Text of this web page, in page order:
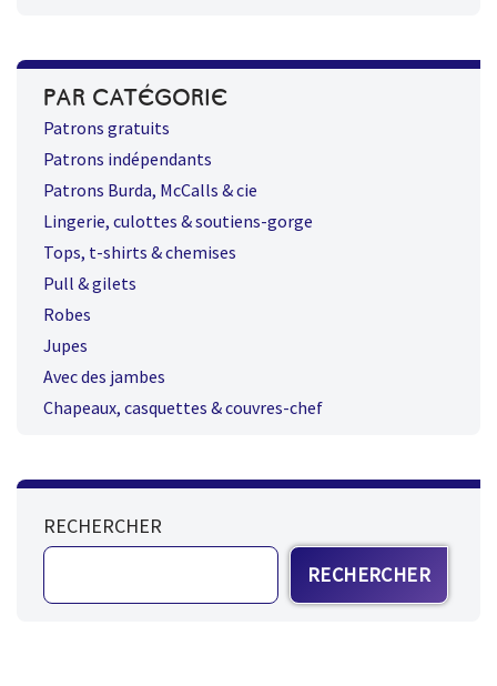
PAR CATÉGORIE
Patrons gratuits
Patrons indépendants
Patrons Burda, McCalls & cie
Lingerie, culottes & soutiens-gorge
Tops, t-shirts & chemises
Pull & gilets
Robes
Jupes
Avec des jambes
Chapeaux, casquettes & couvres-chef
RECHERCHER
RECHERCHER